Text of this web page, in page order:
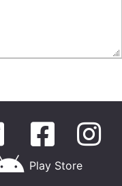
Play Store